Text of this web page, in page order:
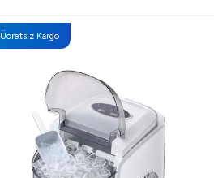
Ücretsiz Kargo